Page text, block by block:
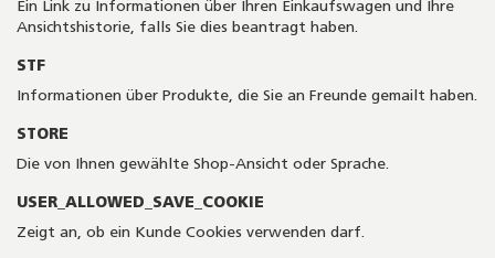
Ein Link zu Informationen über Ihren Einkaufswagen und Ihre
Ansichtshistorie, falls Sie dies beantragt haben.
STF
Informationen über Produkte, die Sie an Freunde gemailt haben.
STORE
Die von Ihnen gewählte Shop-Ansicht oder Sprache.
USER_ALLOWED_SAVE_COOKIE
Zeigt an, ob ein Kunde Cookies verwenden darf.